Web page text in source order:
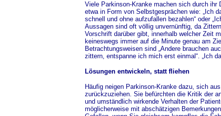
Viele Parkinson-Kranke machen sich durch ihr
etwa in Form von Selbstgesprächen wie: „Ich
schnell und ohne aufzufallen bezahlen“ oder
Aussagen sind oft völlig unvernünftig, da
Vorschrift darüber gibt, innerhalb welcher Zeit
keineswegs immer auf die Minute genau am
Betrachtungsweisen sind „Andere brauchen
zittern, entspanne ich mich erst einmal“. „Ich
Lösungen entwickeln, statt fliehen
Häufig neigen Parkinson-Kranke dazu, sich
zurückzuziehen. Sie befürchten die Kritik der
und umständlich wirkende Verhalten der
möglicherweise mit abschätzigen